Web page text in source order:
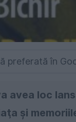
preferată în
avea loc
şi